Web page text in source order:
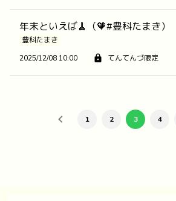
年末といえば🧹（🧡#豊科たまき）
豊科たまき
2025/12/08 10:00
てんてんづ限定
1 2 3 4